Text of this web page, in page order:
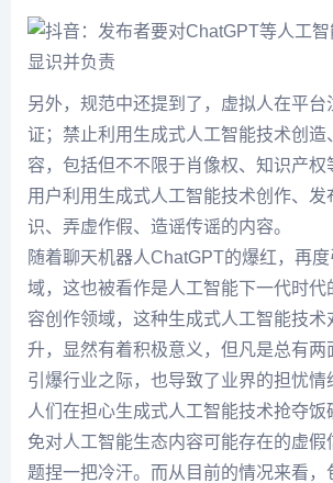
另外，规范中还提到了，虚拟人在平台
证；禁止利用生成式人工智能技术创造
容，包括但不不限于肖像权、知识产权
用户利用生成式人工智能技术创作、发
识、弄虚作假、造谣传谣的内容。
随着聊天机器人ChatGPT的爆红，再
域，这也被看作是人工智能下一代时代
容创作领域，这种生成式人工智能技术
升，显然有着积极意义，但凡是总有两
引爆行业之际，也导致了业界的担忧情
人们在担心生成式人工智能技术抢夺饭
免对人工智能生态内容可能存在的虚假
题捏一把冷汗。而从目前的情况来看，